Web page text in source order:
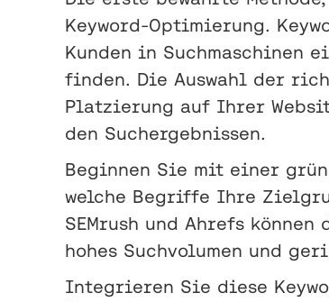
Keyword-Optimierung.
Kunden in Suchmaschinen
finden. Die Auswahl der
Platzierung auf Ihrer
den Suchergebnissen.
Beginnen Sie mit einer
welche Begriffe Ihre
SEMrush und Ahrefs
hohes Suchvolumen und
Integrieren Sie diese